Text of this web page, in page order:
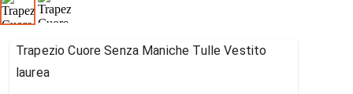
Trapezio Cuore Senza Maniche Tulle Vestito
laurea